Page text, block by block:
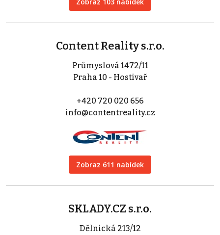
Zobraz 103 nabídek
Content Reality s.r.o.
Průmyslová 1472/11
Praha 10 - Hostivař
+420 720 020 656
info@contentreality.cz
Zobraz 611 nabídek
SKLADY.CZ s.r.o.
Dělnická 213/12